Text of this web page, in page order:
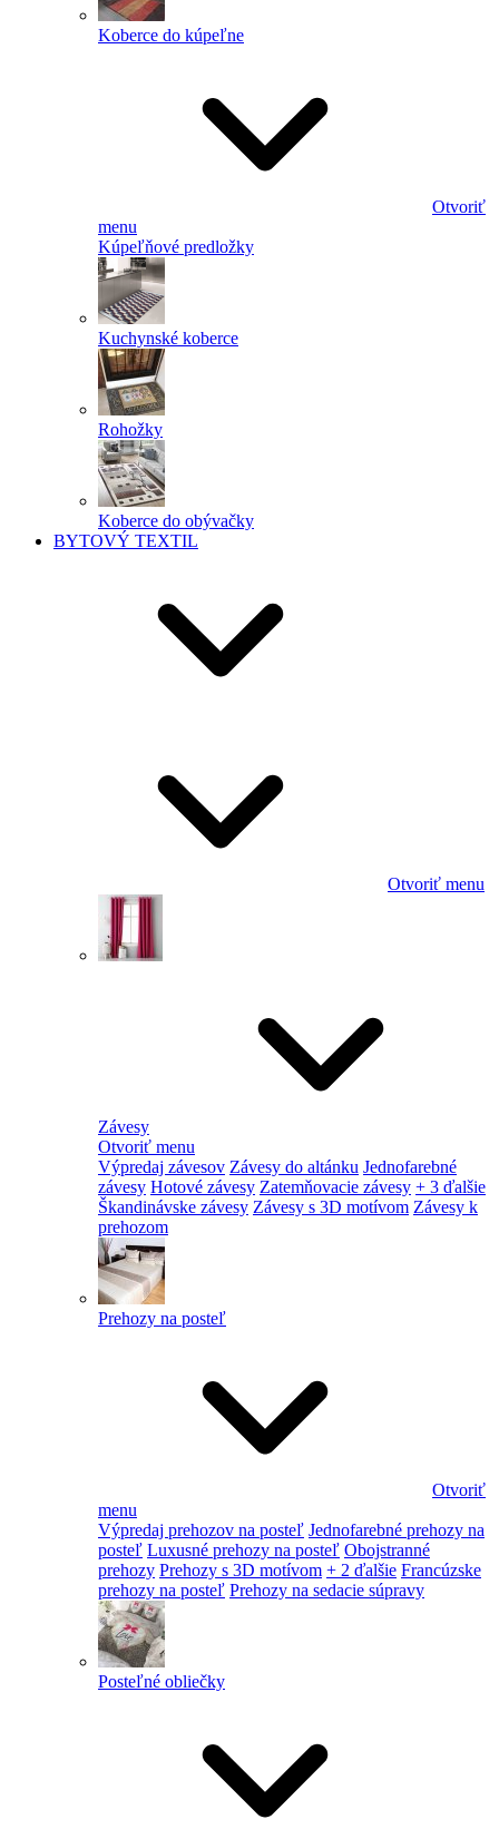
Koberce do kúpeľne
Otvoriť
menu
Kúpeľňové predložky
Kuchynské koberce
Rohožky
Koberce do obývačky
BYTOVÝ TEXTIL
Otvoriť menu
Závesy
Otvoriť menu
Výpredaj závesov Závesy do altánku Jednofarebné
závesy Hotové závesy Zatemňovacie závesy + 3 ďalšie
Škandinávske závesy Závesy s 3D motívom Závesy k
prehozom
Prehozy na posteľ
Otvoriť
menu
Výpredaj prehozov na posteľ Jednofarebné prehozy na
posteľ Luxusné prehozy na posteľ Obojstranné
prehozy Prehozy s 3D motívom + 2 ďalšie Francúzske
prehozy na posteľ Prehozy na sedacie súpravy
Posteľné obliečky